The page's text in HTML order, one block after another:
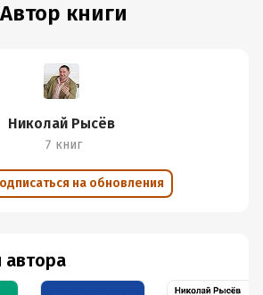
Автор книги
Николай Рысёв
7 книг
на обновления
автора